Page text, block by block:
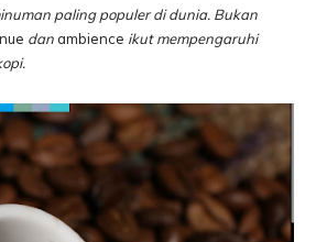
paling populer di dunia. Bukan
dan ambience ikut mempengaruhi